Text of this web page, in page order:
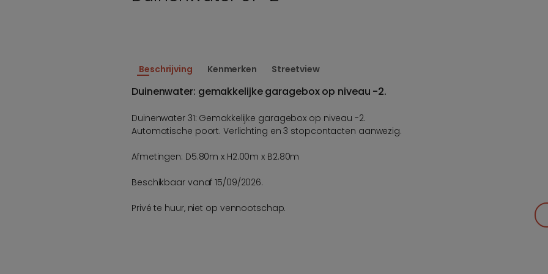
Beschrijving Kenmerken Streetview
Duinenwater: gemakkelijke garagebox op niveau -2.
Duinenwater 31: Gemakkelijke garagebox op niveau -2.
Automatische poort. Verlichting en 3 stopcontacten aanwezig.
Afmetingen: D5.80m x H2.00m x B2.80m
Beschikbaar vanaf 15/09/2026.
Privé te huur, niet op vennootschap.